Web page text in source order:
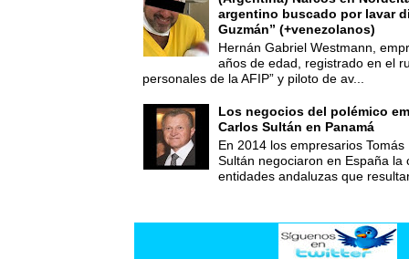
argentino buscado por lavar
Guzmán” (+venezolanos)
Hernán Gabriel Westmann,
años de edad, registrado en el
personales de la AFIP” y piloto de av...
Los negocios del polémico
Carlos Sultán en Panamá
En 2014 los empresarios
Sultán negociaron en España la
entidades andaluzas que